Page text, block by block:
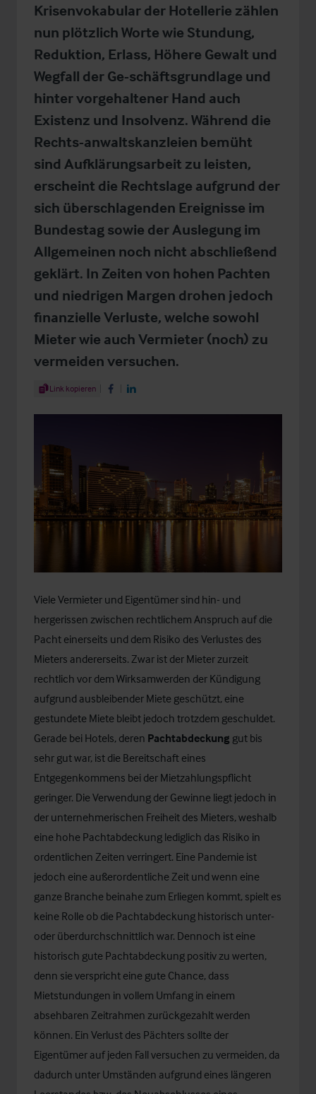
Krisenvokabular der Hotellerie zählen
nun plötzlich Worte wie Stundung,
Reduktion, Erlass, Höhere Gewalt und
Wegfall der Ge-schäftsgrundlage und
hinter vorgehaltener Hand auch
Existenz und Insolvenz. Während die
Rechts-anwaltskanzleien bemüht
sind Aufklärungsarbeit zu leisten,
erscheint die Rechtslage aufgrund der
sich überschlagenden Ereignisse im
Bundestag sowie der Auslegung im
Allgemeinen noch nicht abschließend
geklärt. In Zeiten von hohen Pachten
und niedrigen Margen drohen jedoch
finanzielle Verluste, welche sowohl
Mieter wie auch Vermieter (noch) zu
vermeiden versuchen.
Share Article
Link kopieren Share on Facebook
Share on LinkedIn
Viele Vermieter und Eigentümer sind hin- und
hergerissen zwischen rechtlichem Anspruch auf die
Pacht einerseits und dem Risiko des Verlustes des
Mieters andererseits. Zwar ist der Mieter zurzeit
rechtlich vor dem Wirksamwerden der Kündigung
aufgrund ausbleibender Miete geschützt, eine
gestundete Miete bleibt jedoch trotzdem geschuldet.
Gerade bei Hotels, deren Pachtabdeckung gut bis
sehr gut war, ist die Bereitschaft eines
Entgegenkommens bei der Mietzahlungspflicht
geringer. Die Verwendung der Gewinne liegt jedoch in
der unternehmerischen Freiheit des Mieters, weshalb
eine hohe Pachtabdeckung lediglich das Risiko in
ordentlichen Zeiten verringert. Eine Pandemie ist
jedoch eine außerordentliche Zeit und wenn eine
ganze Branche beinahe zum Erliegen kommt, spielt es
keine Rolle ob die Pachtabdeckung historisch unter-
oder überdurchschnittlich war. Dennoch ist eine
historisch gute Pachtabdeckung positiv zu werten,
denn sie verspricht eine gute Chance, dass
Mietstundungen in vollem Umfang in einem
absehbaren Zeitrahmen zurückgezahlt werden
können. Ein Verlust des Pächters sollte der
Eigentümer auf jeden Fall versuchen zu vermeiden, da
dadurch unter Umständen aufgrund eines längeren